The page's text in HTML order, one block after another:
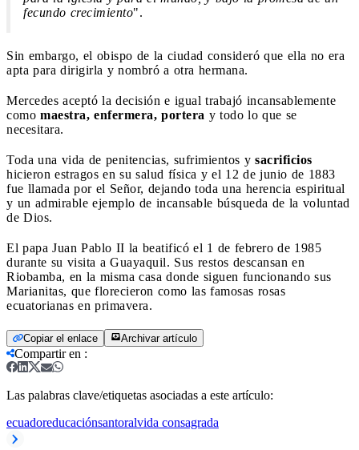
fecundo crecimiento".
Sin embargo, el obispo de la ciudad consideró que ella no era
apta para dirigirla y nombró a otra hermana.
Mercedes aceptó la decisión e igual trabajó incansablemente
como maestra, enfermera, portera y todo lo que se
necesitara.
Toda una vida de penitencias, sufrimientos y sacrificios
hicieron estragos en su salud física y el 12 de junio de 1883
fue llamada por el Señor, dejando toda una herencia espiritual
y un admirable ejemplo de incansable búsqueda de la voluntad
de Dios.
El papa Juan Pablo II la beatificó el 1 de febrero de 1985
durante su visita a Guayaquil. Sus restos descansan en
Riobamba, en la misma casa donde siguen funcionando sus
Marianitas, que florecieron como las famosas rosas
ecuatorianas en primavera.
Copiar el enlace Archivar artículo
Compartir en :
Las palabras clave/etiquetas asociadas a este artículo:
ecuadoreducaciónsantoralvida consagrada